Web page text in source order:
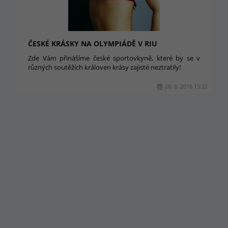
ČESKÉ KRÁSKY NA OLYMPIÁDĚ V RIU
Zde Vám přinášíme české sportovkyně, které by se v
různých soutěžích královen krásy zajisté neztratily!
20. 8. 2016 15:22